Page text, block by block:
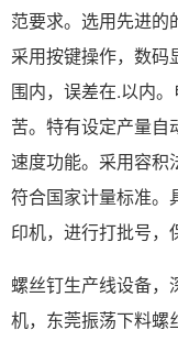
范要求。选用先进的
采用按键操作，数码
围内，误差在.以内
苦。特有设定产量自
速度功能。采用容积
符合国家计量标准。
印机，进行打批号，
螺丝钉生产线设备，
机，东莞振荡下料螺